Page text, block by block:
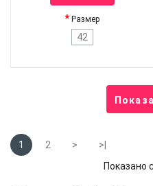
Размер
42
1 2 >
>|
Показано